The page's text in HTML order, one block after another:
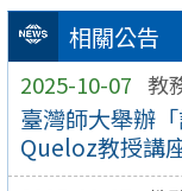
相關公告
2025-10-07 教
臺灣師大舉辦
Queloz教授講座